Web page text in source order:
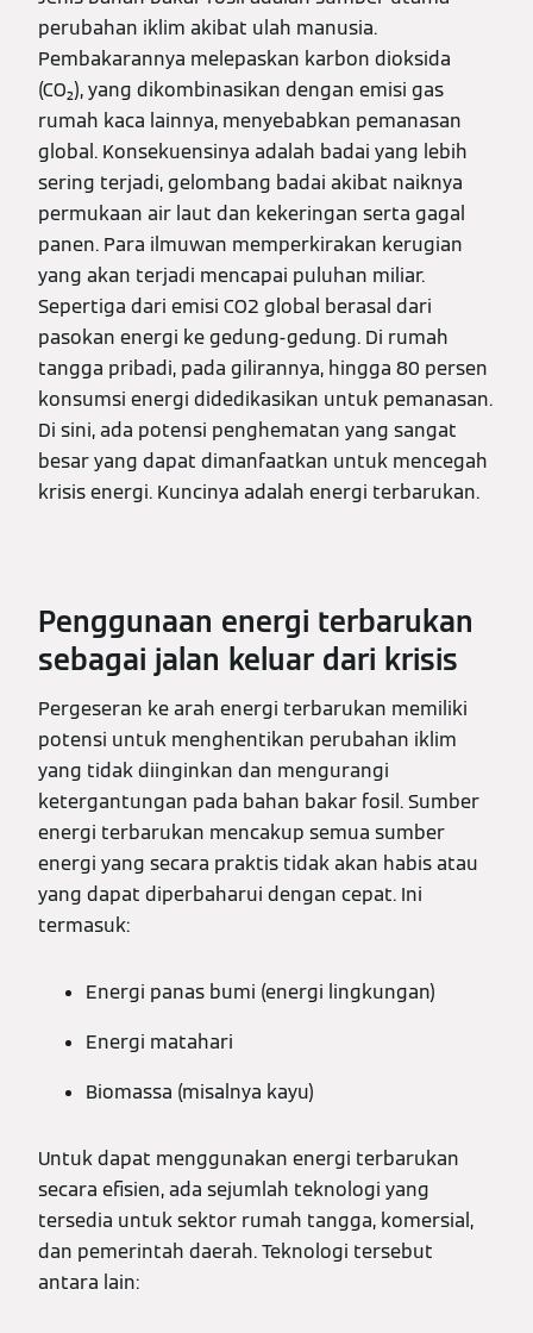
perubahan iklim akibat ulah manusia.
Pembakarannya melepaskan karbon dioksida
(CO₂), yang dikombinasikan dengan emisi gas
rumah kaca lainnya, menyebabkan pemanasan
global. Konsekuensinya adalah badai yang lebih
sering terjadi, gelombang badai akibat naiknya
permukaan air laut dan kekeringan serta gagal
panen. Para ilmuwan memperkirakan kerugian
yang akan terjadi mencapai puluhan miliar.
Sepertiga dari emisi CO2 global berasal dari
pasokan energi ke gedung-gedung. Di rumah
tangga pribadi, pada gilirannya, hingga 80 persen
konsumsi energi didedikasikan untuk pemanasan.
Di sini, ada potensi penghematan yang sangat
besar yang dapat dimanfaatkan untuk mencegah
krisis energi. Kuncinya adalah energi terbarukan.
Penggunaan energi terbarukan
sebagai jalan keluar dari krisis
Pergeseran ke arah energi terbarukan memiliki
potensi untuk menghentikan perubahan iklim
yang tidak diinginkan dan mengurangi
ketergantungan pada bahan bakar fosil. Sumber
energi terbarukan mencakup semua sumber
energi yang secara praktis tidak akan habis atau
yang dapat diperbaharui dengan cepat. Ini
termasuk:
Energi panas bumi (energi lingkungan)
Energi matahari
Biomassa (misalnya kayu)
Untuk dapat menggunakan energi terbarukan
secara efisien, ada sejumlah teknologi yang
tersedia untuk sektor rumah tangga, komersial,
dan pemerintah daerah. Teknologi tersebut
antara lain: